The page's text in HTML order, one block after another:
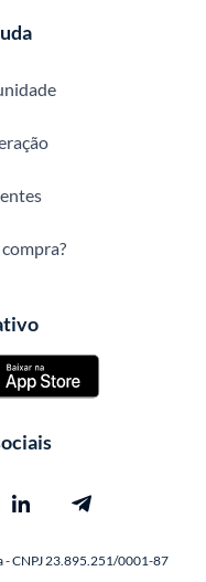
- CNPJ 23.895.251/0001-87